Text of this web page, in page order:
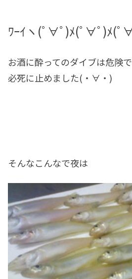
ﾜｰｲヽ(ﾟ∀ﾟ)ﾒ(ﾟ∀ﾟ)ﾒ(ﾟ
お酒に酔ってのダイブは危険
必死に止めました(・∀・)
そんなこんなで夜は